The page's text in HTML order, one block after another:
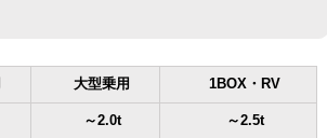
大型乗用 1BOX・RV
～2.0t ～2.5t